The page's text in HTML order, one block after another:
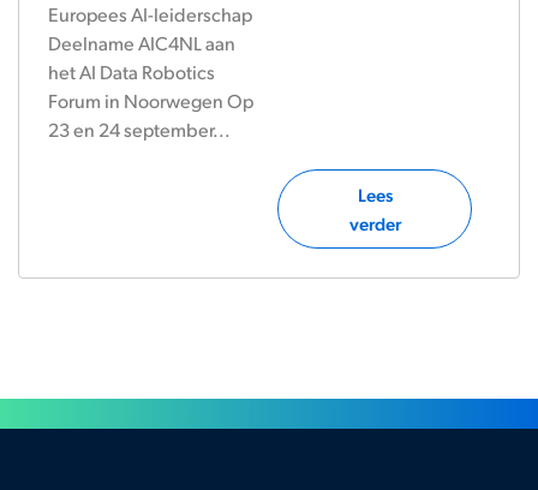
Europees AI-leiderschap
Deelname AIC4NL aan
het AI Data Robotics
Forum in Noorwegen Op
23 en 24 september...
Lees
verder